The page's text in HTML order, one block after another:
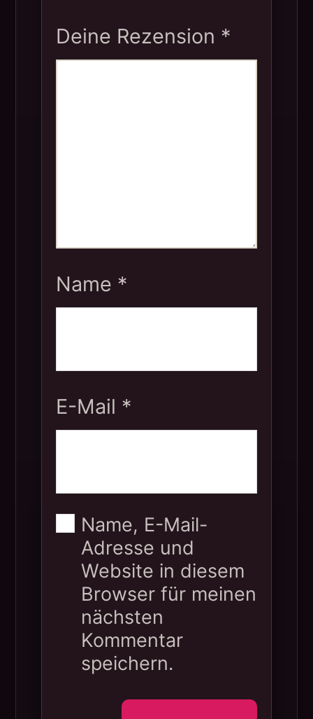
Deine Rezension *
Name *
E-Mail *
Name, E-Mail-
Adresse und
Website in diesem
Browser für meinen
nächsten
Kommentar
speichern.